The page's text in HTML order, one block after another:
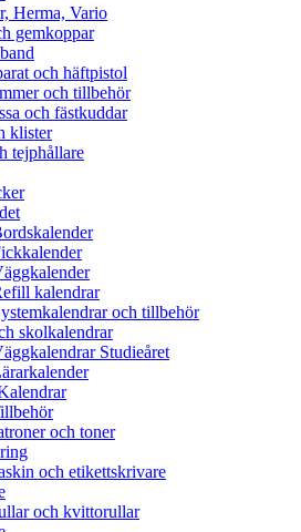
Herma, Vario
gemkoppar
och häftpistol
och tillbehör
och fästkuddar
klister
tejphållare
kalendrar
och tillbehör
skolkalendrar
Studieåret
och toner
och etikettskrivare
och kvittorullar